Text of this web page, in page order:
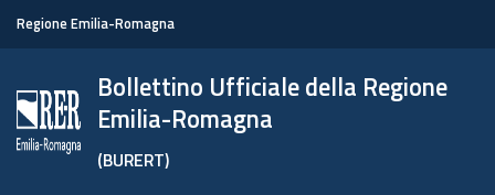
Regione Emilia-Romagna
Bollettino Ufficiale della Regione
Emilia-Romagna
(BURERT)